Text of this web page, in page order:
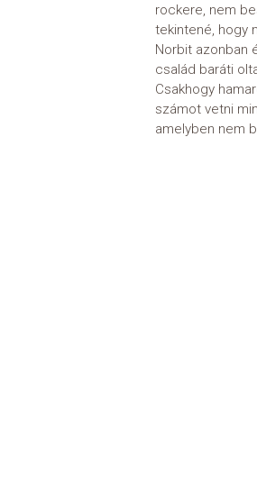
rockere, nem
tekintené, hogy
Norbit azonban
család baráti
Csakhogy
számot vetni
amelyben nem